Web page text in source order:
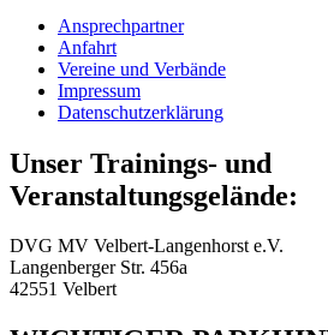
Ansprechpartner
Anfahrt
Vereine und Verbände
Impressum
Datenschutzerklärung
Unser Trainings- und
Veranstaltungsgelände:
DVG MV Velbert-Langenhorst e.V.
Langenberger Str. 456a
42551 Velbert